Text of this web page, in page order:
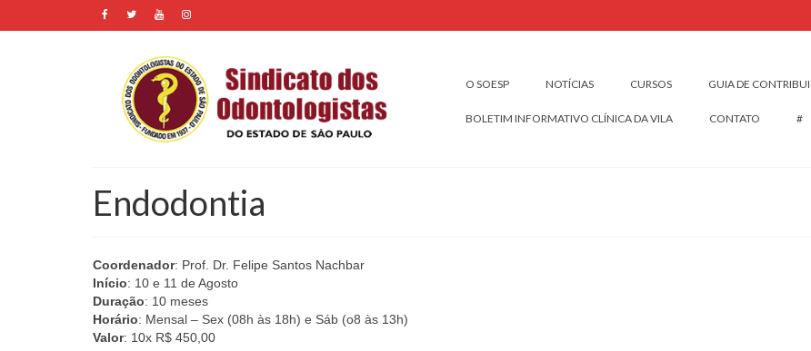
O SOESP NOTÍCIAS CURSOS GUIA DE
BOLETIM INFORMATIVO CLÍNICA DA VILA CONTATO #
Endodontia
Coordenador: Prof. Dr. Felipe Santos Nachbar
Início: 10 e 11 de Agosto
Duração: 10 meses
Horário: Mensal – Sex (08h às 18h) e Sáb (o8 às 13h)
Valor: 10x R$ 450,00